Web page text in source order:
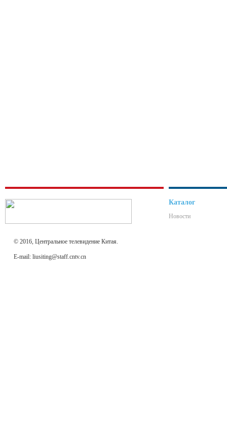
© 2016, Центральное телевидение Китая.
E-mail: liusiting@staff.cntv.cn
Каталог
Новости